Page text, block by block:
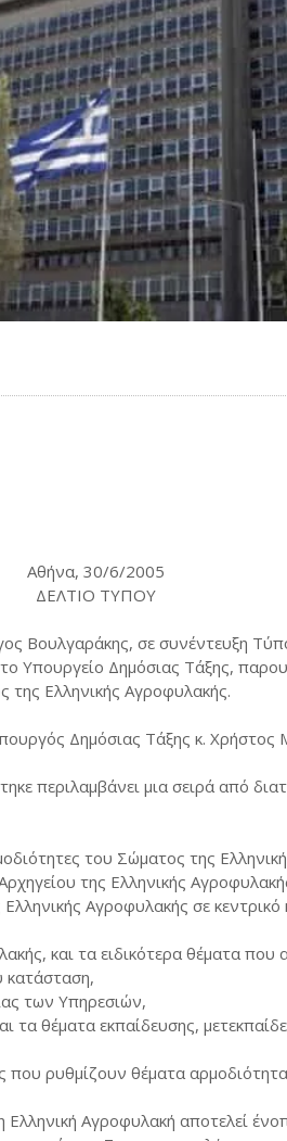
Αθήνα, 30/6/2005
ΔΕΛΤΙΟ ΤΥΠΟΥ
Βουλγαράκης, σε συνέντευξη
Υπουργείο Δημόσιας Τάξης,
της Ελληνικής Αγροφυλακής.
Δημόσιας Τάξης κ. Χρήστος
περιλαμβάνει μια σειρά από
του Σώματος της
της Ελληνικής
Αγροφυλακής σε κεντρικό
και τα ειδικότερα θέματα
κατάσταση,
των Υπηρεσιών,
τα θέματα εκπαίδευσης,
που ρυθμίζουν θέματα
Αγροφυλακή αποτελεί